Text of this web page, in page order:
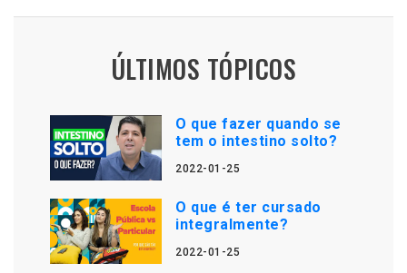
ÚLTIMOS TÓPICOS
O que fazer quando se
tem o intestino solto?
2022-01-25
O que é ter cursado
integralmente?
2022-01-25